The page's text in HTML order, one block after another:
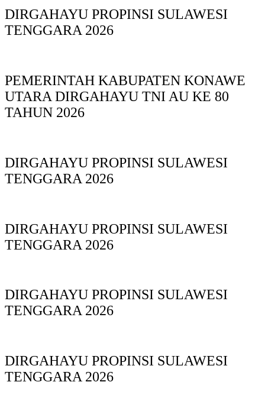
DIRGAHAYU PROPINSI SULAWESI
TENGGARA 2026
PEMERINTAH KABUPATEN KONAWE
UTARA DIRGAHAYU TNI AU KE 80
TAHUN 2026
DIRGAHAYU PROPINSI SULAWESI
TENGGARA 2026
DIRGAHAYU PROPINSI SULAWESI
TENGGARA 2026
DIRGAHAYU PROPINSI SULAWESI
TENGGARA 2026
DIRGAHAYU PROPINSI SULAWESI
TENGGARA 2026